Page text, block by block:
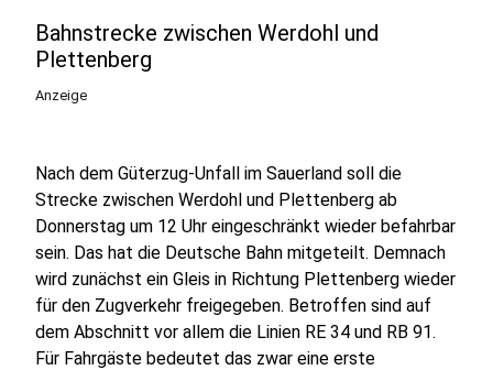
Bahnstrecke zwischen Werdohl und
Plettenberg
Anzeige
Nach dem Güterzug-Unfall im Sauerland soll die
Strecke zwischen Werdohl und Plettenberg ab
Donnerstag um 12 Uhr eingeschränkt wieder befahrbar
sein. Das hat die Deutsche Bahn mitgeteilt. Demnach
wird zunächst ein Gleis in Richtung Plettenberg wieder
für den Zugverkehr freigegeben. Betroffen sind auf
dem Abschnitt vor allem die Linien RE 34 und RB 91.
Für Fahrgäste bedeutet das zwar eine erste